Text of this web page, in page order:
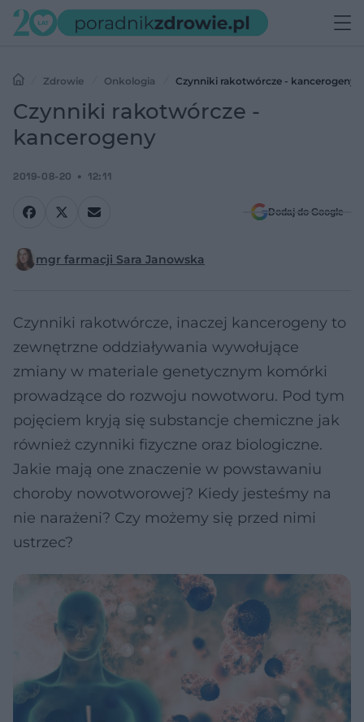
Zdrowie Onkologia Czynniki rakotwórcze - kancerogeny
Czynniki rakotwórcze -
kancerogeny
2019-08-20 12:11
Dodaj do Google
mgr farmacji Sara Janowska
Czynniki rakotwórcze, inaczej kancerogeny to
zewnętrzne oddziaływania wywołujące
zmiany w materiale genetycznym komórki
prowadzące do rozwoju nowotworu. Pod tym
pojęciem kryją się substancje chemiczne jak
również czynniki fizyczne oraz biologiczne.
Jakie mają one znaczenie w powstawaniu
choroby nowotworowej? Kiedy jesteśmy na
nie narażeni? Czy możemy się przed nimi
ustrzec?